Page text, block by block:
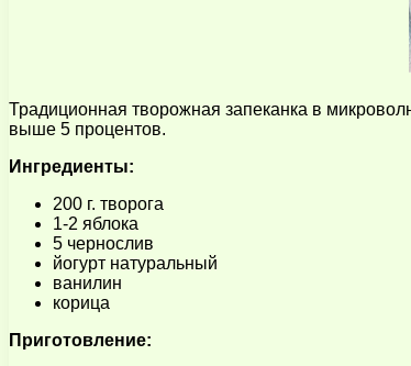
Традиционная творожная запеканка в
выше 5 процентов.
Ингредиенты:
200 г. творога
1-2 яблока
5 чернослив
йогурт натуральный
ванилин
корица
Приготовление: